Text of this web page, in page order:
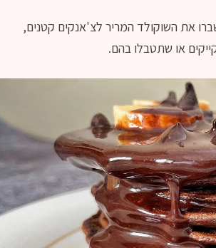
את השוקולד המריר לצ'אנקים קטנים,
או שתטבלו בהם.